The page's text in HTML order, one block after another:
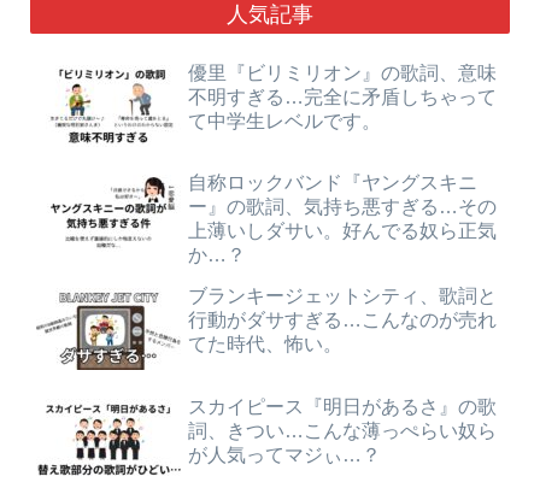
人気記事
優里『ビリミリオン』の歌詞、意味
不明すぎる…完全に矛盾しちゃって
て中学生レベルです。
自称ロックバンド『ヤングスキニ
ー』の歌詞、気持ち悪すぎる…その
上薄いしダサい。好んでる奴ら正気
か…？
ブランキージェットシティ、歌詞と
行動がダサすぎる…こんなのが売れ
てた時代、怖い。
スカイピース『明日があるさ』の歌
詞、きつい…こんな薄っぺらい奴ら
が人気ってマジぃ…？